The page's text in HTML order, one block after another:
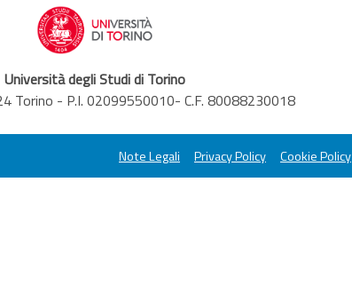
Università degli Studi di Torino
Torino - P.I. 02099550010- C.F. 80088230018
Note Legali Privacy Policy Cookie Policy